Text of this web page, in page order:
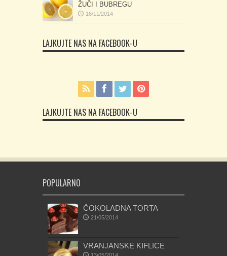
ŽUČI I BUBREGU
16/11/2014
LAJKUJTE NAS NA FACEBOOK-U
LAJKUJTE NAS NA FACEBOOK-U
POPULARNO
ČOKOLADNA TORTA
21/05/2014
VRANJANSKE KIFLICE